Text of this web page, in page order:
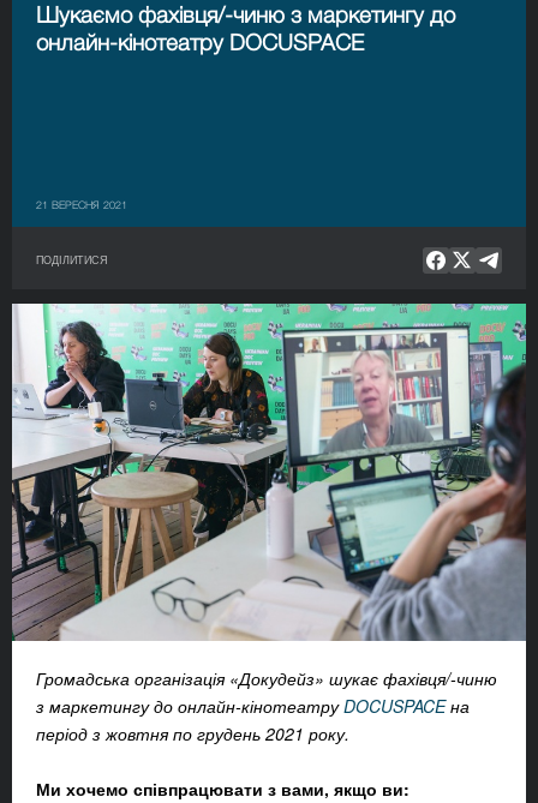
Шукаємо фахівця/-чиню з маркетингу до
онлайн-кінотеатру DOCUSPACE
21 ВЕРЕСНЯ 2021
ПОДІЛИТИСЯ
Громадська організація «Докудейз» шукає фахівця/-чиню
з маркетингу до онлайн-кінотеатруDOCUSPACEна
період з жовтня по грудень 2021 року.
Ми хочемо співпрацювати з вами, якщо ви: